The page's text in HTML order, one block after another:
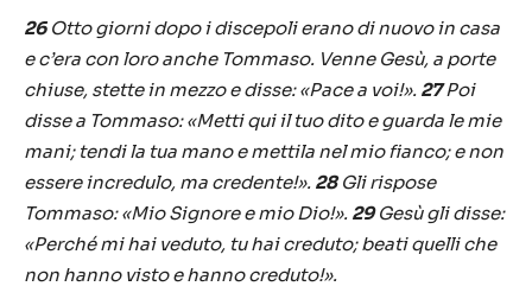
26Otto giorni dopo i discepoli erano di nuovo in casa
e c’era con loro anche Tommaso. Venne Gesù, a porte
chiuse, stette in mezzo e disse: «Pace a voi!». 27Poi
disse a Tommaso: «Metti qui il tuo dito e guarda le mie
mani; tendi la tua mano e mettila nel mio fianco; e non
essere incredulo, ma credente!». 28Gli rispose
Tommaso: «Mio Signore e mio Dio!». 29Gesù gli disse:
«Perché mi hai veduto, tu hai creduto; beati quelli che
non hanno visto e hanno creduto!».